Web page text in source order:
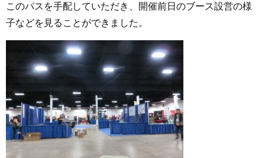
このパスを手配していただき、開催前日のブース設営の様
子などを見ることができました。